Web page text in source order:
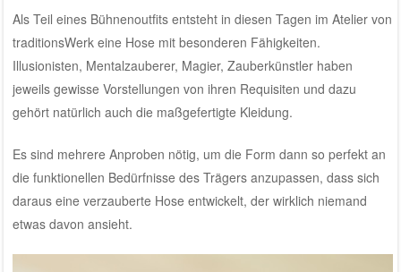
Als Teil eines Bühnenoutfits entsteht in diesen Tagen im Atelier von
traditionsWerkeine Hose mit besonderen Fähigkeiten.
Illusionisten, Mentalzauberer, Magier, Zauberkünstler haben
jeweils gewisse Vorstellungen von ihren Requisiten und dazu
gehört natürlich auch die maßgefertigte Kleidung.
Es sind mehrere Anproben nötig, um die Form dann so perfekt an
die funktionellen Bedürfnisse des Trägers anzupassen, dass sich
daraus eine verzauberte Hose entwickelt, der wirklich niemand
etwas davon ansieht.